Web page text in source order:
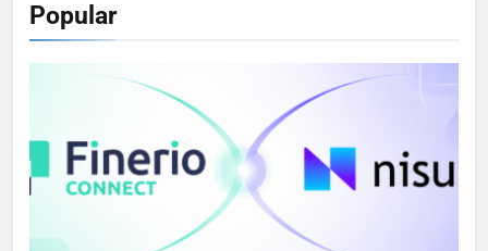
Popular